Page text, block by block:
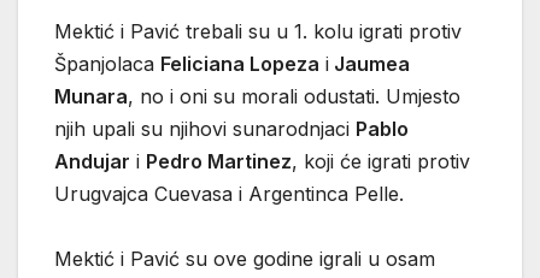
Mektić i Pavić trebali su u 1. kolu igrati protiv
Španjolaca Feliciana Lopeza i Jaumea
Munara, no i oni su morali odustati. Umjesto
njih upali su njihovi sunarodnjaci Pablo
Andujar i Pedro Martinez, koji će igrati protiv
Urugvajca Cuevasa i Argentinca Pelle.
Mektić i Pavić su ove godine igrali u osam